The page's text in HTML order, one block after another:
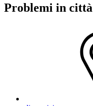
Problemi in città